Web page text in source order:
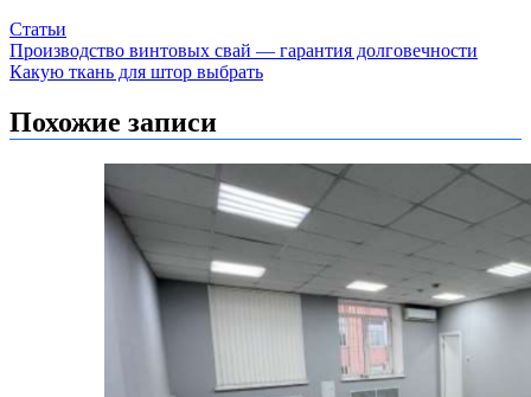
Статьи
Навигация
по
записям
Производство винтовых свай — гарантия долговечности
Какую ткань для штор выбрать
Похожие записи